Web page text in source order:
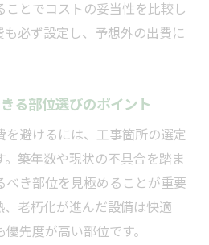
とでコストの妥当性を比較し
必ず設定し、予想外の出費に
る部位選びのポイント
を避けるには、工事箇所の選定
築年数や現状の不具合を踏ま
べき部位を見極めることが重要
老朽化が進んだ設備は快適
先度が高い部位です。